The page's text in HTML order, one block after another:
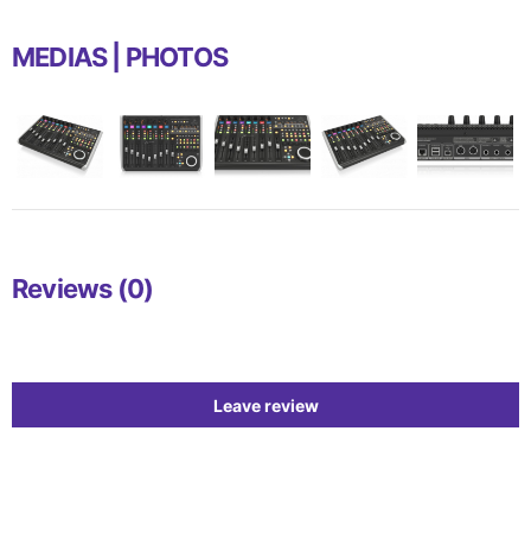
MEDIAS | PHOTOS
Reviews (0)
Leave review